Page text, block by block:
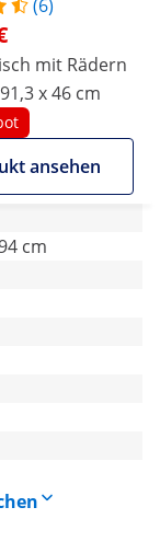
(6)
mit Rädern
x 46 cm
ansehen
cm